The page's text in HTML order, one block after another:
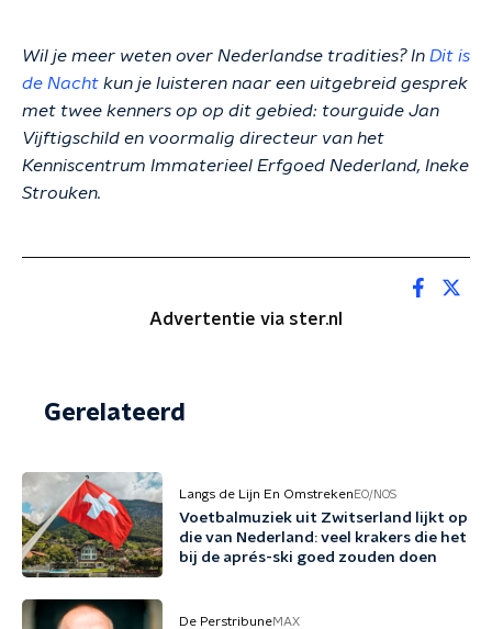
Wil je meer weten over Nederlandse tradities? In Dit is
de Nacht kun je luisteren naar een uitgebreid gesprek
met twee kenners op op dit gebied: tourguide Jan
Vijftigschild en voormalig directeur van het
Kenniscentrum Immaterieel Erfgoed Nederland, Ineke
Strouken.
Advertentie via ster.nl
Gerelateerd
Langs de Lijn En Omstreken EO/NOS
Voetbalmuziek uit Zwitserland lijkt op
die van Nederland: veel krakers die het
bij de aprés-ski goed zouden doen
De PerstribuneMAX